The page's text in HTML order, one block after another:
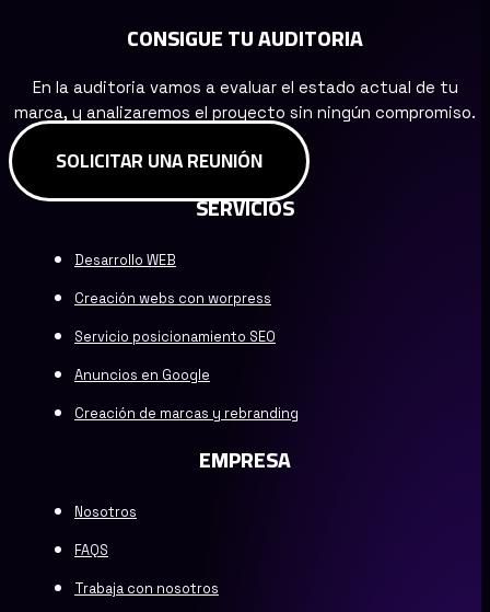
CONSIGUE TU AUDITORIA
En la auditoria vamos a evaluar el estado actual de tu
marca, y analizaremos el proyecto sin ningún compromiso.
SOLICITAR UNA REUNIÓN
SERVICIOS
Desarrollo WEB
Creación webs con worpress
Servicio posicionamiento SEO
Anuncios en Google
Creación de marcas y rebranding
EMPRESA
Nosotros
FAQS
Trabaja con nosotros